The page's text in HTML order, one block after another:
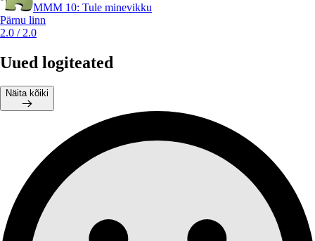
MMM 10: Tule minevikku
Pärnu linn
2.0 / 2.0
Uued logiteated
Näita kõiki